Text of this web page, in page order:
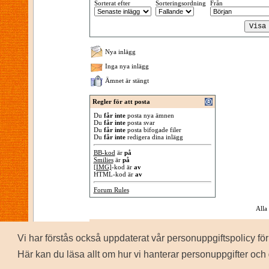
Vi har förstås också uppdaterat vår personuppgiftspolicy
Här kan du läsa allt om hur vi hanterar personuppgifter och
Sorterat efter
Sorteringsordning Från
Nya inlägg
Inga nya inlägg
Ämnet är stängt
Regler för att posta
Du får inteposta nya ämnen
Du får inteposta svar
Du får inteposta bifogade filer
Du får interedigera dina inlägg
BB-kod är på
Smiliesär på
[IMG]-kod är av
HTML-kod är av
Forum Rules
Alla